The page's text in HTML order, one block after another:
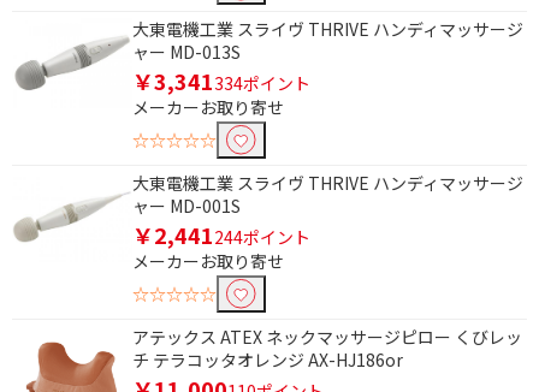
大東電機工業 スライヴ THRIVE ハンディマッサージ
ャー MD-013S
￥3,341334ポイント
メーカーお取り寄せ
☆☆☆☆☆
大東電機工業 スライヴ THRIVE ハンディマッサージ
ャー MD-001S
￥2,441244ポイント
メーカーお取り寄せ
☆☆☆☆☆
アテックス ATEX ネックマッサージピロー くびレッ
チ テラコッタオレンジ AX-HJ186or
ネックマッサージャー
振動マッサージャー
腰マッサージャー
マッサージ部位で絞り込む
背中
太もも
対応電圧で絞り込む
AC100V